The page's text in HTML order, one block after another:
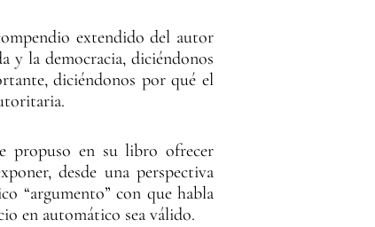
extendido del autor
y la democracia, diciéndonos
diciéndonos por qué el
propuso en su libro ofrecer
desde una perspectiva
“argumento” con que habla
en automático sea válido.